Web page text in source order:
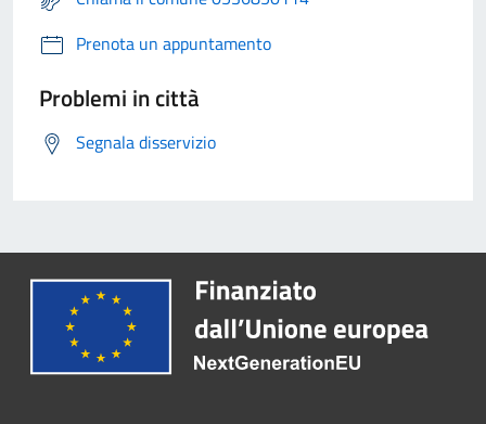
Prenota un appuntamento
Problemi in città
Segnala disservizio